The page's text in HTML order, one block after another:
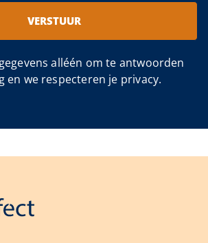
VERSTUUR
alléén om te antwoorden
en we respecteren je privacy.